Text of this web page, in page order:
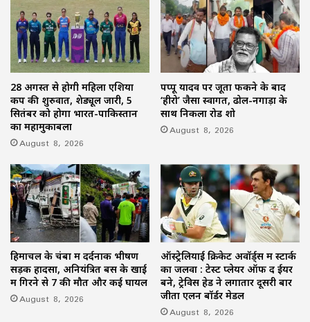
28 अगस्त से होगी महिला एशिया
कप की शुरुवात, शेड्यूल जारी, 5
सितंबर को होगा भारत-पाकिस्तान
का महामुकाबला
August 8, 2026
पप्पू यादव पर जूता फेंकने के बाद
‘हीरो’ जैसा स्वागत, ढोल-नगाड़ों के
साथ निकला रोड शो
August 8, 2026
हिमाचल के चंबा में दर्दनाक भीषण
सड़क हादसा, अनियंत्रित बस के खाई
में गिरने से 7 की मौत और कई घायल
August 8, 2026
ऑस्ट्रेलियाई क्रिकेट अवॉर्ड्स में स्टार्क
का जलवा : टेस्ट प्लेयर ऑफ द ईयर
बने, ट्रेविस हेड ने लगातार दूसरी बार
जीता एलन बॉर्डर मेडल
August 8, 2026